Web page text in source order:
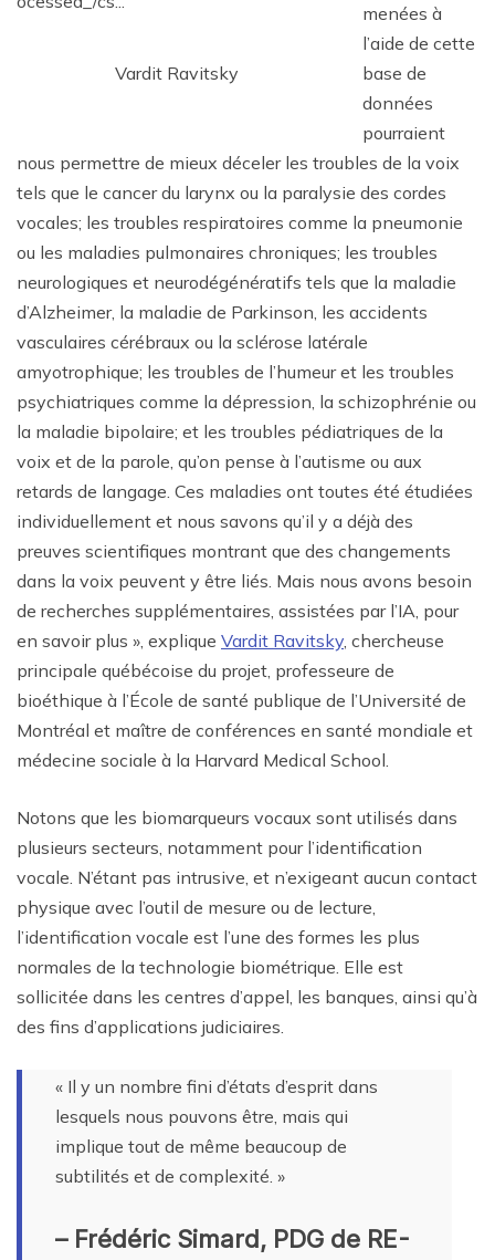
Vardit Ravitsky
menées à
l’aide de cette
base de
données
pourraient
nous permettre de mieux déceler les troubles de la voix
tels que le cancer du larynx ou la paralysie des cordes
vocales; les troubles respiratoires comme la pneumonie
ou les maladies pulmonaires chroniques; les troubles
neurologiques et neurodégénératifs tels que la maladie
d’Alzheimer, la maladie de Parkinson, les accidents
vasculaires cérébraux ou la sclérose latérale
amyotrophique; les troubles de l’humeur et les troubles
psychiatriques comme la dépression, la schizophrénie ou
la maladie bipolaire; et les troubles pédiatriques de la
voix et de la parole, qu’on pense à l’autisme ou aux
retards de langage. Ces maladies ont toutes été étudiées
individuellement et nous savons qu’il y a déjà des
preuves scientifiques montrant que des changements
dans la voix peuvent y être liés. Mais nous avons besoin
de recherches supplémentaires, assistées par l’IA, pour
en savoir plus », explique Vardit Ravitsky , chercheuse
principale québécoise du projet, professeure de
bioéthique à l’École de santé publique de l’Université de
Montréal et maître de conférences en santé mondiale et
médecine sociale à la Harvard Medical School.
Notons que les biomarqueurs vocaux sont utilisés dans
plusieurs secteurs, notamment pour l’identification
vocale. N’étant pas intrusive, et n’exigeant aucun contact
physique avec l’outil de mesure ou de lecture,
l’identification vocale est l’une des formes les plus
normales de la technologie biométrique. Elle est
sollicitée dans les centres d’appel, les banques, ainsi qu’à
des fins d’applications judiciaires.
« Il y un nombre fini d’états d’esprit dans
lesquels nous pouvons être, mais qui
implique tout de même beaucoup de
subtilités et de complexité. »
– Frédéric Simard, PDG de RE-